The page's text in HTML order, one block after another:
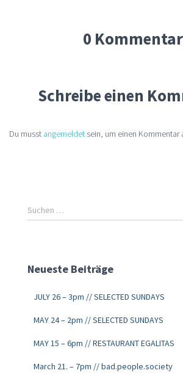
0
Schreibe einen
Du musst angemeldet sein, um einen Kommentar
Suchen …
Neueste Beiträge
JULY 26 – 3pm // SELECTED SUNDAYS
MAY 24 – 2pm // SELECTED SUNDAYS
MAY 15 – 6pm // RESTAURANT EGALITAS
March 21. – 7pm // bad.people.society